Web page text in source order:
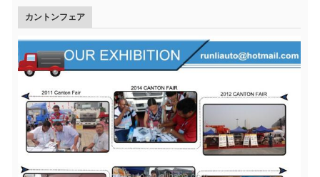
カントンフェア